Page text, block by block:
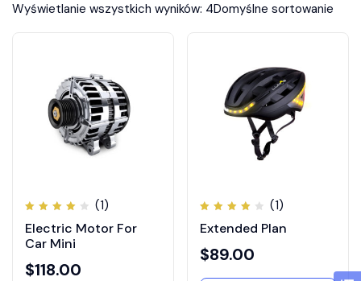
Wyświetlanie wszystkich wyników: 4
4.00
(1)
Electric Motor For
Car Mini
$118.00
4.00
(1)
Extended Plan
$89.00